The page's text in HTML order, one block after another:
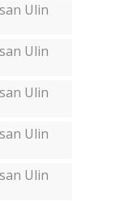
Ulin
Ulin
Ulin
Ulin
Ulin